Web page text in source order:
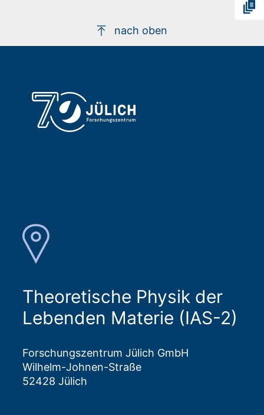
nach oben
Theoretische Physik der
Lebenden Materie (IAS-2)
Forschungszentrum Jülich GmbH
Wilhelm-Johnen-Straße
52428 Jülich